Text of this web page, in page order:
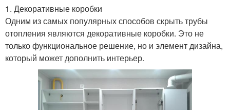
1. Декоративные коробки
Одним из самых популярных способов скрыть трубы
отопления являются декоративные коробки. Это не
только функциональное решение, но и элемент дизайна,
который может дополнить интерьер.